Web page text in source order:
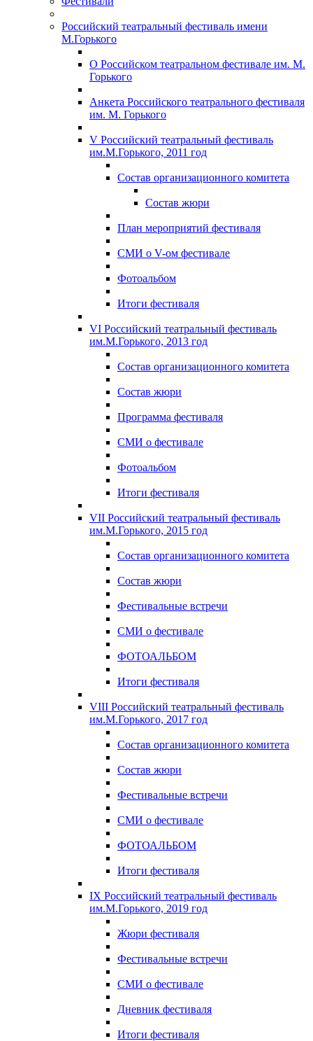
Российский театральный фестиваль имени
М.Горького
О Российском театральном фестивале им. М.
Горького
Анкета Российского театрального фестиваля
им. М. Горького
V Российский театральный фестиваль
им.М.Горького, 2011 год
Состав организационного комитета
Состав жюри
План мероприятий фестиваля
СМИ о V-ом фестивале
Фотоальбом
Итоги фестиваля
VI Российский театральный фестиваль
им.М.Горького, 2013 год
Состав организационного комитета
Состав жюри
Программа фестиваля
СМИ о фестивале
Фотоальбом
Итоги фестиваля
VII Российский театральный фестиваль
им.М.Горького, 2015 год
Состав организационного комитета
Состав жюри
Фестивальные встречи
СМИ о фестивале
ФОТОАЛЬБОМ
Итоги фестиваля
VIII Российский театральный фестиваль
им.М.Горького, 2017 год
Состав организационного комитета
Состав жюри
Фестивальные встречи
СМИ о фестивале
ФОТОАЛЬБОМ
Итоги фестиваля
IX Российский театральный фестиваль
им.М.Горького, 2019 год
Жюри фестиваля
Фестивальные встречи
СМИ о фестивале
Дневник фестиваля
Итоги фестиваля